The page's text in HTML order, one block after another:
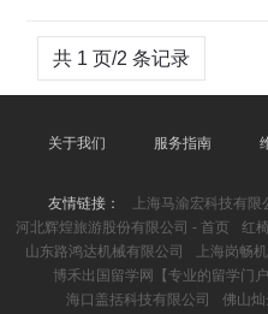
共 1 页/2 条记录
关于我们 服务指南
友情链接： 上海马渝宏科技有限
河北辉煌旅游股份有限公司 - 首页
红
山东路鸿达机械有限公司
上海岗畅
博禾出国留学网【专业的留学门户
海口盖括科技有限公司
佛山